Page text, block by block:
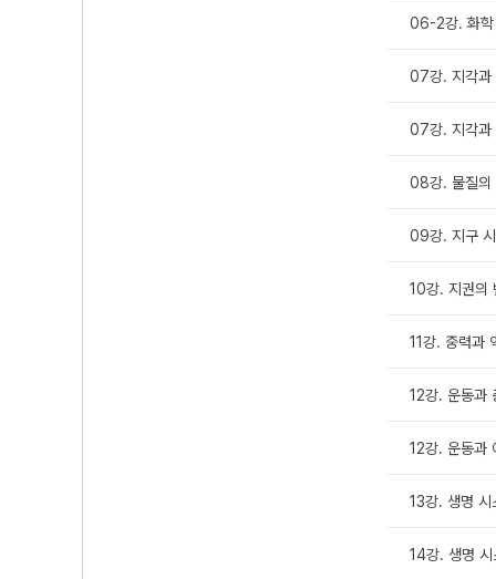
06-2강. 화학
07강. 지각과
07강. 지각과
08강. 물질의
09강. 지구
10강. 지권의
11강. 중력과
12강. 운동과
12강. 운동과
13강. 생명 시
14강. 생명